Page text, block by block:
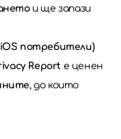
и ще запази
iOS потребители)
Report е ценен
, до които